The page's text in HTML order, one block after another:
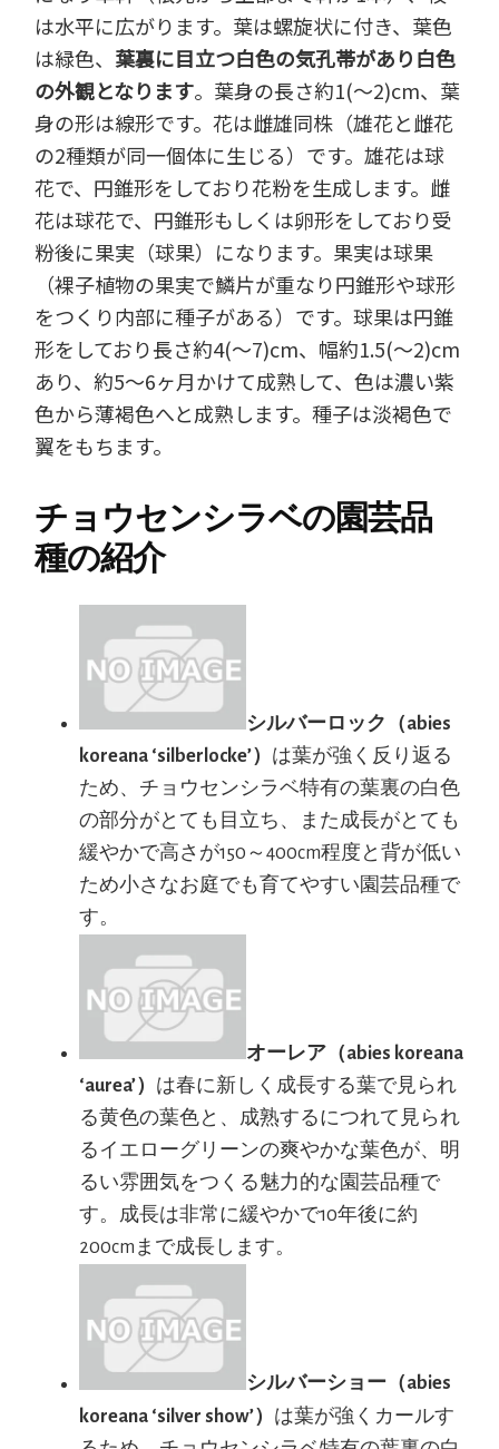
は水平に広がります。葉は螺旋状に付き、葉色
は緑色、 葉裏に目立つ白色の気孔帯があり白色
の外観となります。葉身の長さ約1(～2)cm、葉
身の形は線形です。花は雌雄同株（雄花と雌花
の2種類が同一個体に生じる）です。雄花は球
花で、円錐形をしており花粉を生成します。雌
花は球花で、円錐形もしくは卵形をしており受
粉後に果実（球果）になります。果実は球果
（裸子植物の果実で鱗片が重なり円錐形や球形
をつくり内部に種子がある）です。球果は円錐
形をしており長さ約4(～7)cm、幅約1.5(～2)cm
あり、約5～6ヶ月かけて成熟して、色は濃い紫
色から薄褐色へと成熟します。種子は淡褐色で
翼をもちます。
チョウセンシラベの園芸品
種の紹介
シルバーロック（abies
koreana ‘silberlocke’） は葉が強く反り返る
ため、チョウセンシラベ特有の葉裏の白色
の部分がとても目立ち、また成長がとても
緩やかで高さが150～400cm程度と背が低い
ため小さなお庭でも育てやすい園芸品種で
す。
オーレア（abies koreana
‘aurea’） は春に新しく成長する葉で見られ
る黄色の葉色と、成熟するにつれて見られ
るイエローグリーンの爽やかな葉色が、明
るい雰囲気をつくる魅力的な園芸品種で
す。成長は非常に緩やかで10年後に約
200cmまで成長します。
シルバーショー（abies
koreana ‘silver show’） は葉が強くカールす